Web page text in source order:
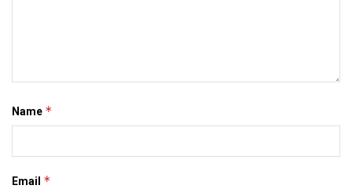
Name *
Email *